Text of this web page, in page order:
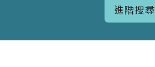
進階搜尋